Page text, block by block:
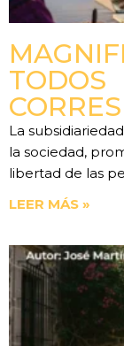
TODOS
La
la sociedad,
libertad de las
LEER MÁS »